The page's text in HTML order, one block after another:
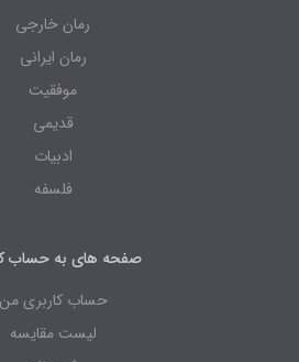
رمان خارجی
رمان ایرانی
صفحه های به حساب کاربری
حساب کاربری من
لیست مقایسه